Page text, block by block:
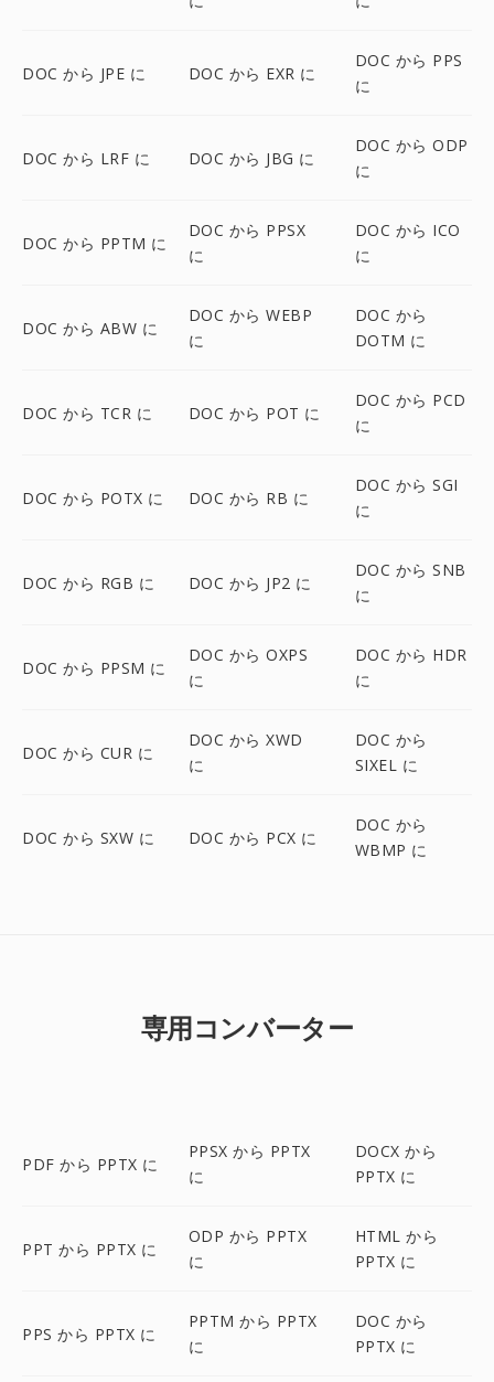
DOC から JPE に DOC から EXR に
DOC から PPS
に
DOC から LRF に DOC から JBG に
DOC から ODP
に
DOC から PPTM に
DOC から PPSX
に
DOC から ICO
に
DOC から ABW に
DOC から WEBP
に
DOC から
DOTM に
DOC から TCR に DOC から POT に
DOC から PCD
に
DOC から POTX に DOC から RB に
DOC から SGI
に
DOC から RGB に DOC から JP2 に
DOC から SNB
に
DOC から PPSM に
DOC から OXPS
に
DOC から HDR
に
DOC から CUR に
DOC から XWD
に
DOC から
SIXEL に
DOC から SXW に DOC から PCX に
DOC から
WBMP に
専用コンバーター
PDF から PPTX に
PPSX から PPTX
に
DOCX から
PPTX に
PPT から PPTX に
ODP から PPTX
に
HTML から
PPTX に
PPS から PPTX に
PPTM から PPTX
に
DOC から
PPTX に